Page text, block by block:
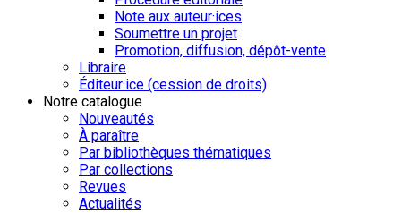
Note aux auteur·ices
Soumettre un projet
Promotion, diffusion, dépôt-vente
Libraire
Éditeur·ice (cession de droits)
Notre catalogue
Nouveautés
À paraître
Par bibliothèques thématiques
Par collections
Revues
Actualités